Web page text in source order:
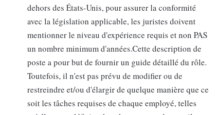
dehors des États-Unis, pour assurer la conformité
avec la législation applicable, les juristes doivent
mentionner le niveau d'expérience requis et non PAS
un nombre minimum d'années.Cette description de
poste a pour but de fournir un guide détaillé du rôle.
Toutefois, il n'est pas prévu de modifier ou de
restreindre et/ou d'élargir de quelque manière que ce
soit les tâches requises de chaque employé, telles